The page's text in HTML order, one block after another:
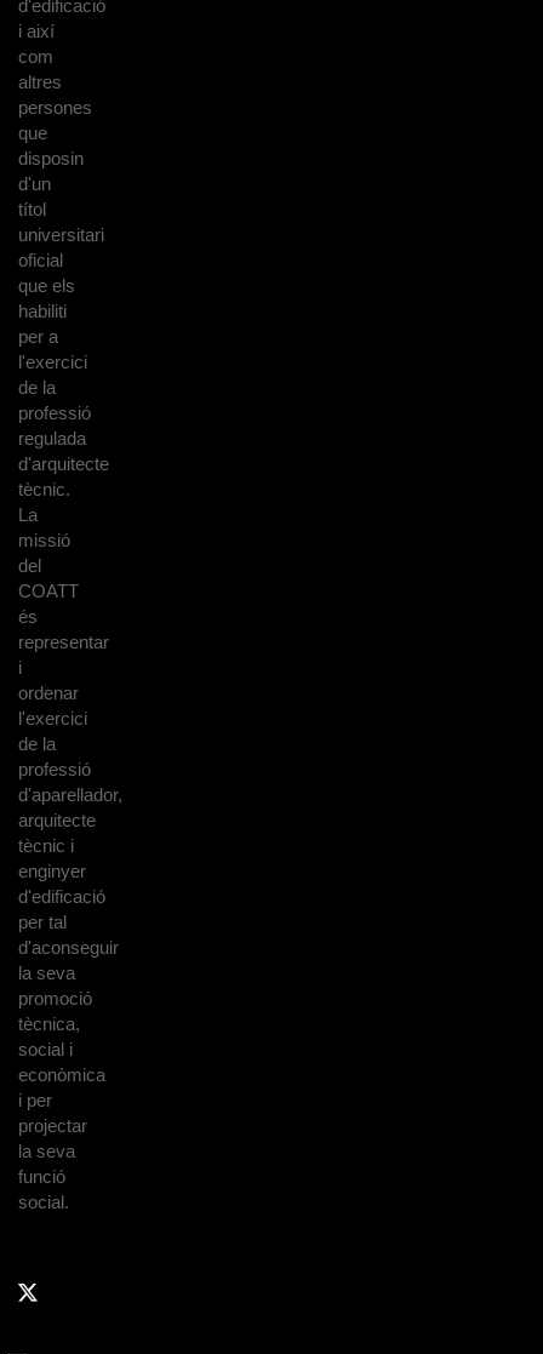
d'edificació
i així
com
altres
persones
que
disposin
d'un
títol
universitari
oficial
que els
habiliti
per a
l'exercici
de la
professió
regulada
d'arquitecte
tècnic.
La
missió
del
COATT
és
representar
i
ordenar
l'exercici
de la
professió
d'aparellador,
arquitecte
tècnic i
enginyer
d'edificació
per tal
d'aconseguir
la seva
promoció
tècnica,
social i
econòmica
i per
projectar
la seva
funció
social.